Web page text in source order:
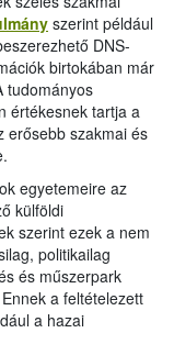
szerint például
DNS-
birtokában már
tudományos
értékesnek tartja a
erősebb szakmai és
egyetemeire az
külföldi
szerint ezek a nem
politikailag
és műszerpark
a feltételezett
a hazai